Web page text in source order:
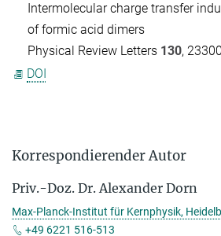
Intermolecular charge transfer
of formic acid dimers
Physical Review Letters 130,
DOI
Korrespondierender Autor
Priv.-Doz. Dr. Alexander Dorn
Max-Planck-Institut für Kernphysik,
+49 6221 516-513